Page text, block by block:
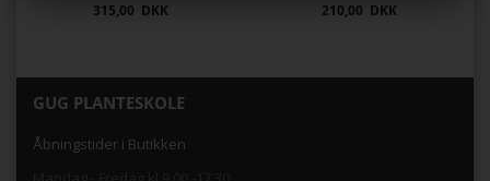
315,00 DKK 210,00 DKK
GUG PLANTESKOLE
Åbningstider i Butikken